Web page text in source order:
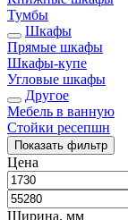
Тумбы
Шкафы
Прямые шкафы
Шкафы-купе
Угловые шкафы
Другое
Мебель в ванную
Стойки ресепшн
Показать фильтр
Цена
Ширина, мм